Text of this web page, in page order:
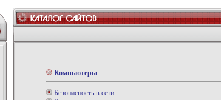
Компьютеры
Безопасность в сети